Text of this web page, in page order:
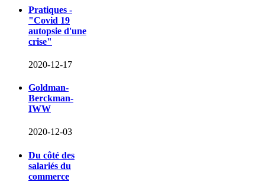
Pratiques -
"Covid 19
autopsie d'une
crise"
2020-12-17
Goldman-
Berckman-
IWW
2020-12-03
Du côté des
salariés du
commerce